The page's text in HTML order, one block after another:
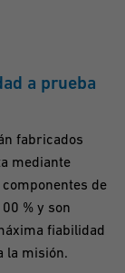
a prueba
fabricados
mediante
de
% y son
fiabilidad
la misión.